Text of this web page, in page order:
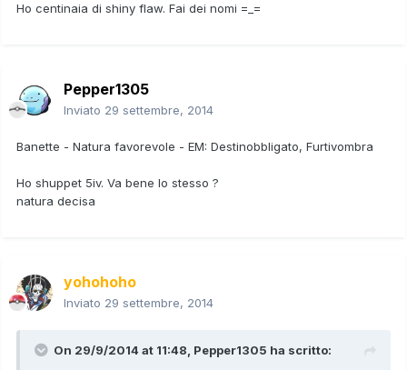
Ho centinaia di shiny flaw. Fai dei nomi =_=
Pepper1305
Inviato 29 settembre, 2014
Banette - Natura favorevole - EM: Destinobbligato, Furtivombra
Ho shuppet 5iv. Va bene lo stesso ?
natura decisa
yohohoho
Inviato 29 settembre, 2014
On 29/9/2014 at 11:48, Pepper1305 ha scritto: